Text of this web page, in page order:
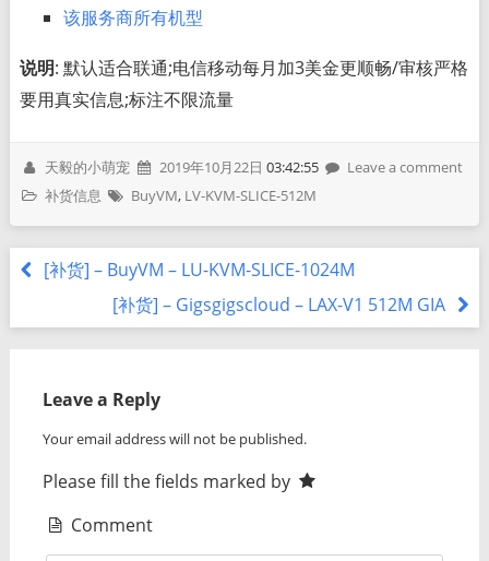
该服务商所有机型
说明: 默认适合联通;电信移动每月加3美金更顺畅/审核严格
要用真实信息;标注不限流量
天毅的小萌宠 2019年10月22日 03:42:55
Leave a comment
补货信息
BuyVM, LV-KVM-SLICE-512M
[补货] – BuyVM – LU-KVM-SLICE-1024M
[补货] – Gigsgigscloud – LAX-V1 512M GIA
Leave a Reply
Your email address will not be published.
Please fill the fields marked by
Comment